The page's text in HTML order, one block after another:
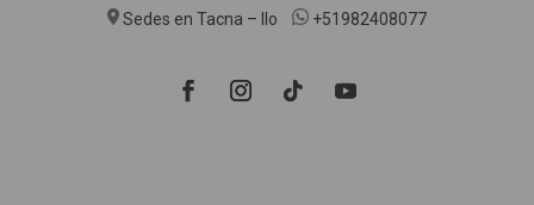
Sedes en Tacna – Ilo +51982408077